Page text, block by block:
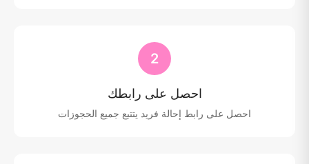
2
احصل على رابطك
احصل على رابط إحالة فريد يتتبع جميع الحجوزات